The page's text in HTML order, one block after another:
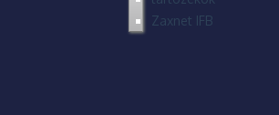
Zaxnet IFB